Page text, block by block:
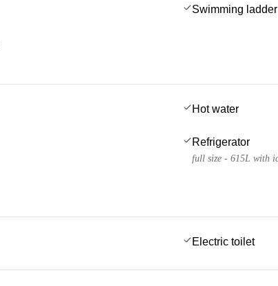
Swimming ladder
Hot water
Refrigerator
full size - 615L with
Electric toilet